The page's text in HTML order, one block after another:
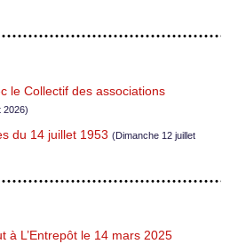
le Collectif des associations
2026)
du 14 juillet 1953 (Dimanche 12 juillet
à L’Entrepôt le 14 mars 2025